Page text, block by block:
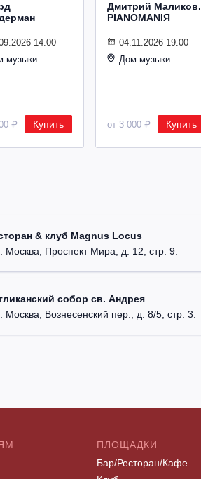
14:00
музыки
₽ Купить
Дмитрий Маликов.
PIANOMANIЯ
04.11.2026 19:00
Дом музыки
от 3 000 ₽ Купить
& клуб Magnus Locus
Москва, Проспект Мира, д. 12, стр. 9.
собор св. Андрея
Москва, Вознесенский пер., д. 8/5, стр. 3.
ПЛОЩАДКИ
Бар/Ресторан/Кафе